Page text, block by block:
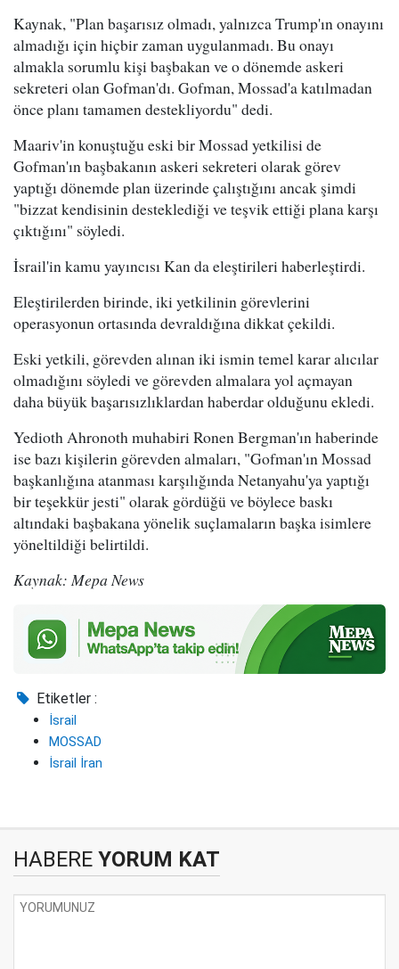
Kaynak, "Plan başarısız olmadı, yalnızca Trump'ın onayını
almadığı için hiçbir zaman uygulanmadı. Bu onayı
almakla sorumlu kişi başbakan ve o dönemde askeri
sekreteri olan Gofman'dı. Gofman, Mossad'a katılmadan
önce planı tamamen destekliyordu" dedi.
Maariv'in konuştuğu eski bir Mossad yetkilisi de
Gofman'ın başbakanın askeri sekreteri olarak görev
yaptığı dönemde plan üzerinde çalıştığını ancak şimdi
"bizzat kendisinin desteklediği ve teşvik ettiği plana karşı
çıktığını" söyledi.
İsrail'in kamu yayıncısı Kan da eleştirileri haberleştirdi.
Eleştirilerden birinde, iki yetkilinin görevlerini
operasyonun ortasında devraldığına dikkat çekildi.
Eski yetkili, görevden alınan iki ismin temel karar alıcılar
olmadığını söyledi ve görevden almalara yol açmayan
daha büyük başarısızlıklardan haberdar olduğunu ekledi.
Yedioth Ahronoth muhabiri Ronen Bergman'ın haberinde
ise bazı kişilerin görevden almaları, "Gofman'ın Mossad
başkanlığına atanması karşılığında Netanyahu'ya yaptığı
bir teşekkür jesti" olarak gördüğü ve böylece baskı
altındaki başbakana yönelik suçlamaların başka isimlere
yöneltildiği belirtildi.
Kaynak: Mepa News
Etiketler :
İsrail
MOSSAD
İsrail İran
HABERE YORUM KAT